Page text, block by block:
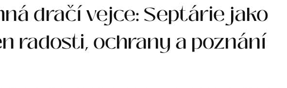
dračí vejce: Septárie jako
radosti, ochrany a poznání